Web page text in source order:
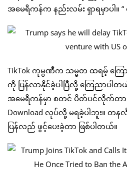
အမေရိကန်က နည်းလမ်း ရှာရမှာပါ။ “
TikTok ကုမ္ပဏီက သမ္မတ ထရမ့် ကြေ
ကို ပြန်လာနိုင်ခဲ့ပါပြီလို့ ကြေညာပါတ
အမေရိကန်မှာ စတင် ပိတ်ပင်လိုက်တာ ဖြ
Download လုပ်လို့ မရခဲ့ပါဘူး။ တနင်္
ပြန်လည် ဖွင့်ပေးခဲ့တာ ဖြစ်ပါတယ်။